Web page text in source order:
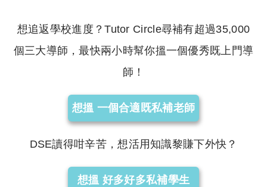
想追返學校進度？Tutor Circle尋補有超過35,000
個三大導師，最快兩小時幫你搵一個優秀既上門導
師！
想搵 一個合適既私補老師
DSE讀得咁辛苦，想活用知識黎賺下外快？
想搵 好多好多私補學生